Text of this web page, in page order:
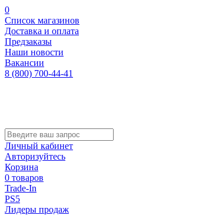
0
Список магазинов
Доставка и оплата
Предзаказы
Наши новости
Вакансии
8 (800) 700-44-41
Личный кабинет
Авторизуйтесь
Корзина
0 товаров
Trade-In
PS5
Лидеры продаж